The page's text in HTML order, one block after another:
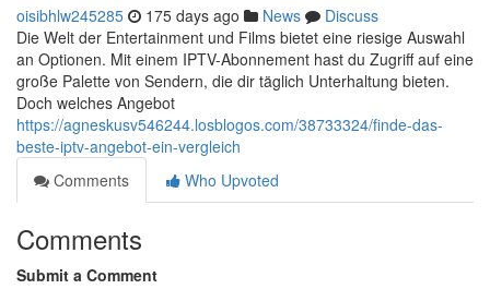
oisibhlw245285 175 days ago News
Discuss
Die Welt der Entertainment und Films bietet eine riesige Auswahl
an Optionen. Mit einem IPTV-Abonnement hast du Zugriff auf eine
große Palette von Sendern, die dir täglich Unterhaltung bieten.
Doch welches Angebot
https://agneskusv546244.losblogos.com/38733324/finde-das-
beste-iptv-angebot-ein-vergleich
Comments
Who Upvoted
Comments
Submit a Comment